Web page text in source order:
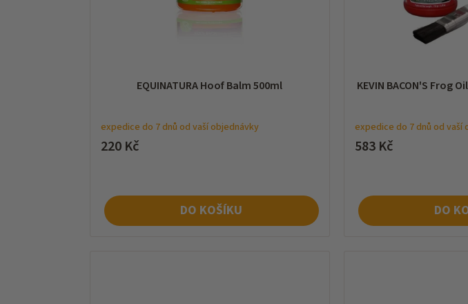
EQUINATURA Hoof Balm 500ml
expedice do 7 dnů od vaší objednávky
220 Kč
DO KOŠÍKU
KEVIN BACON'S Frog
expedice do 7 dnů od vaší
583 Kč
DO